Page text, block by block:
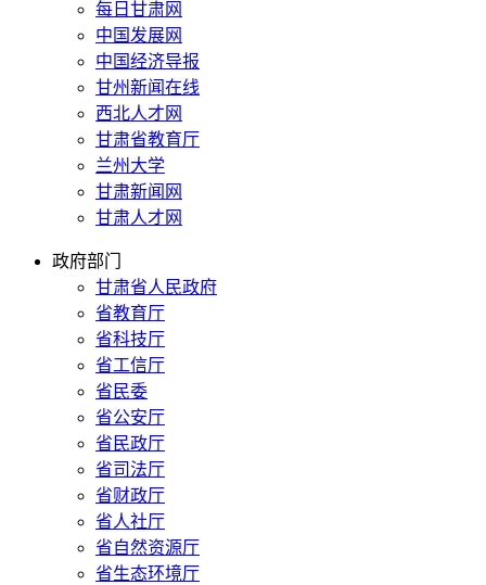
每日甘肃网
中国发展网
中国经济导报
甘州新闻在线
西北人才网
甘肃省教育厅
兰州大学
甘肃新闻网
甘肃人才网
政府部门
甘肃省人民政府
省教育厅
省科技厅
省工信厅
省民委
省公安厅
省民政厅
省司法厅
省财政厅
省人社厅
省自然资源厅
省生态环境厅